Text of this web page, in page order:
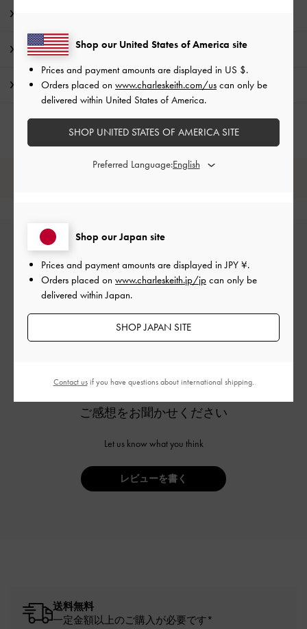
特典
配送 & 返品
カスタマーレビュー
ご感想をお聞かせください
Let us know what you think
レビューを書く
送料無料
一定金額以上のご購入が必要です*
Shop our Japan site
Prices and payment amounts are displayed inJPY ¥.
Orders placed on www.charleskeith.jp/jp can only be
delivered within Japan.
SHOP JAPAN SITE
Shop our United States of America site
Prices and payment amounts are displayed in US $.
Orders placed on www.charleskeith.com/us can only be
delivered within United States of America.
SHOP UNITED STATES OF AMERICA SITE
Preferred Language:
Contact usif you have questions about international shipping.